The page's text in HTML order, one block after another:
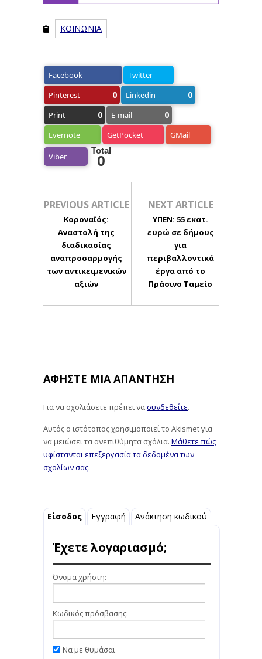
ΚΟΙΝΩΝΙΑ
Facebook
Twitter
Pinterest
0 Linkedin 0
Print 0 E-mail 0
Evernote GetPocket GMail
Viber
Total
0
PREVIOUS ARTICLE
Κοροναϊός:
Αναστολή της
διαδικασίας
αναπροσαρμογής
των αντικειμενικών
αξιών
NEXT ARTICLE
ΥΠΕΝ: 55 εκατ.
ευρώ σε δήμους
για
περιβαλλοντικά
έργα από το
Πράσινο Ταμείο
ΑΦΉΣΤΕ ΜΙΑ ΑΠΆΝΤΗΣΗ
Για να σχολιάσετε πρέπει νασυνδεθείτε.
Αυτός ο ιστότοπος χρησιμοποιεί το Akismet για
να μειώσει τα ανεπιθύμητα σχόλια. Μάθετε πώς
υφίστανται επεξεργασία τα δεδομένα των
σχολίων σας.
Είσοδος Εγγραφή Ανάκτηση κωδικού
Έχετε λογαριασμό;
Όνομα χρήστη:
Κωδικός πρόσβασης:
Να με θυμάσαι